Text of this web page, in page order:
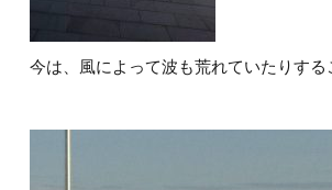
今は、風によって波も荒れていたりする